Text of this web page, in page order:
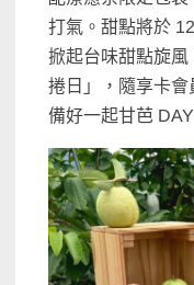
打氣。甜點將於
掀起台味甜點旋
捲日」，隨享卡
備好一起甘芭 DAY